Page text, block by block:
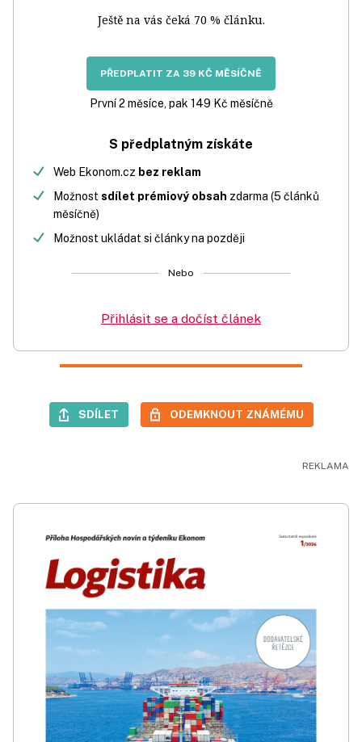
Ještě na vás čeká 70 % článku.
PŘEDPLATIT ZA 39 KČ MĚSÍČNĚ
První 2 měsíce, pak 149 Kč měsíčně
S předplatným získáte
Web Ekonom.cz bez reklam
Možnost sdílet prémiový obsah zdarma (5 článků
měsíčně)
Možnost ukládat si články na později
Nebo
Přihlásit se a dočíst článek
SDÍLET ODEMKNOUT ZNÁMÉMU